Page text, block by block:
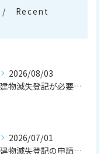
Recent
2026/08/03
建物滅失登記が必要なケースとは
2026/07/01
建物滅失登記の申請の流れとは